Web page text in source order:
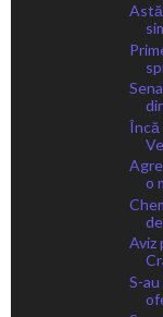
Încă
o
Aviz
S-